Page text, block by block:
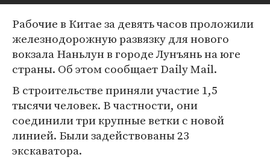
Рабочие в Китае за девять часов проложили
железнодорожную развязку для нового
вокзала Наньлун в городе Лунъянь на юге
страны. Об этом сообщает Daily Mail.
В строительстве приняли участие 1,5
тысячи человек. В частности, они
соединили три крупные ветки с новой
линией. Были задействованы 23
экскаватора.